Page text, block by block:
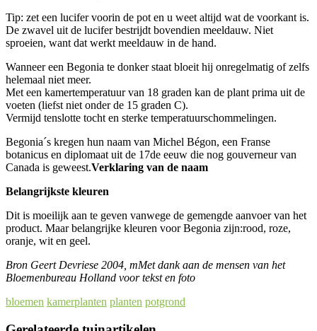
Tip: zet een lucifer voorin de pot en u weet altijd wat de voorkant is.
De zwavel uit de lucifer bestrijdt bovendien meeldauw. Niet
sproeien, want dat werkt meeldauw in de hand.
Wanneer een Begonia te donker staat bloeit hij onregelmatig of zelfs
helemaal niet meer.
Met een kamertemperatuur van 18 graden kan de plant prima uit de
voeten (liefst niet onder de 15 graden C).
Vermijd tenslotte tocht en sterke temperatuurschommelingen.
Begonia´s kregen hun naam van Michel Bégon, een Franse
botanicus en diplomaat uit de 17de eeuw die nog gouverneur van
Canada is geweest.Verklaring van de naam
Belangrijkste kleuren
Dit is moeilijk aan te geven vanwege de gemengde aanvoer van het
product. Maar belangrijke kleuren voor Begonia zijn:rood, roze,
oranje, wit en geel.
Bron Geert Devriese 2004, mMet dank aan de mensen van het
Bloemenbureau Holland voor tekst en foto
bloemen kamerplanten planten potgrond